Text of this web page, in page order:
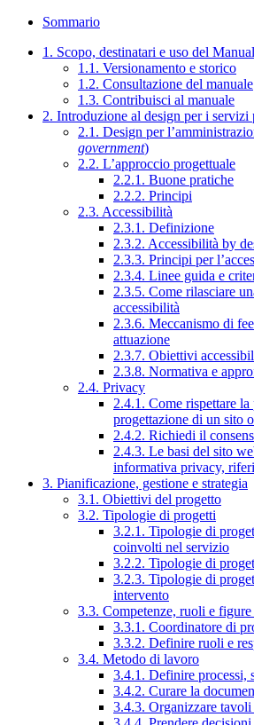
Sommario
1. Scopo, destinatari e uso del
1.1. Versionamento e storico
1.2. Consultazione del manuale
1.3. Contribuisci al manuale
2. Introduzione al design per i
2.1. Design per
government)
2.2. L’approccio progettuale
2.2.1. Buone pratiche
2.2.2. Principi
2.3. Accessibilità
2.3.1. Definizione
2.3.2. Accessibilità by
2.3.3. Principi per
2.3.4. Linee guida e
2.3.5. Come rilasciare
accessibilità
2.3.6. Meccanismo di
attuazione
2.3.7. Obiettivi
2.3.8. Normativa e
2.4. Privacy
2.4.1. Come rispettare
progettazione di un sito
2.4.2. Richiedi il
2.4.3. Le basi del sito
informativa privacy,
3. Pianificazione, gestione e strategia
3.1. Obiettivi del progetto
3.2. Tipologie di progetti
3.2.1. Tipologie di
coinvolti nel servizio
3.2.2. Tipologie di
3.2.3. Tipologie di
intervento
3.3. Competenze, ruoli e
3.3.1. Coordinatore di
3.3.2. Definire ruoli e
3.4. Metodo di lavoro
3.4.1. Definire processi,
3.4.2. Curare la
3.4.3. Organizzare